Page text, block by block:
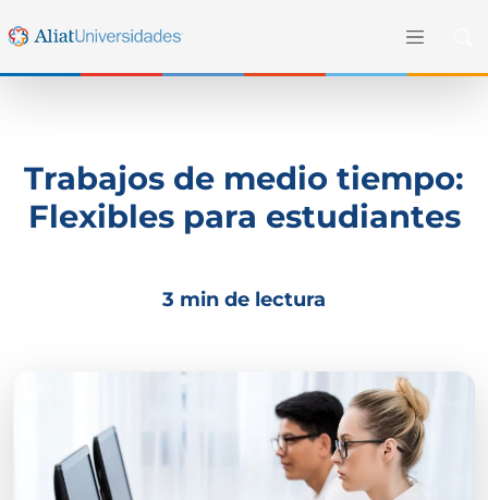
Trabajos de medio tiempo:
Flexibles para estudiantes
3 min de lectura